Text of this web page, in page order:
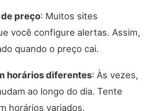
preço: Muitos sites
você configure alertas. Assim,
quando o preço cai.
horários diferentes: Às vezes,
ao longo do dia. Tente
horários variados.